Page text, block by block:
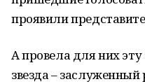
проявили
А провела для них
звезда –